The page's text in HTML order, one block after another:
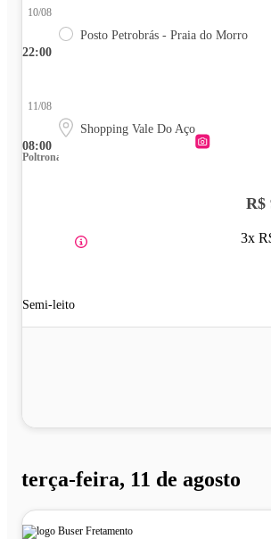
22:00
10/08
Posto Petrobrás - Praia do Morro
08:00
11/08
Shopping Vale Do Aço
Poltrona
Semi-leito
R$
3x
terça-feira, 11 de agosto